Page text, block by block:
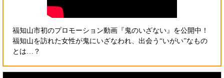
福知山市初のプロモーション動画『鬼のいざない』を公開中！
福知山を訪れた女性が鬼にいざなわれ、出会う“いがい”なもの
とは…？